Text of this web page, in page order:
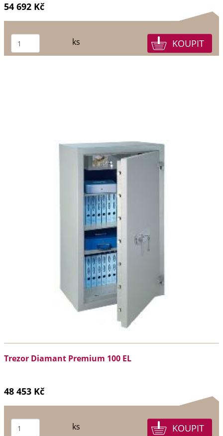
54 692 Kč
ks
Trezor Diamant Premium 100 EL
48 453 Kč
ks